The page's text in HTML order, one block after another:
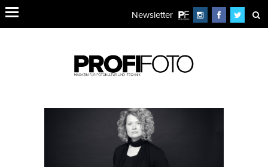
Newsletter